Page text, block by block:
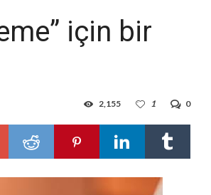
için bir
0
1
2,155